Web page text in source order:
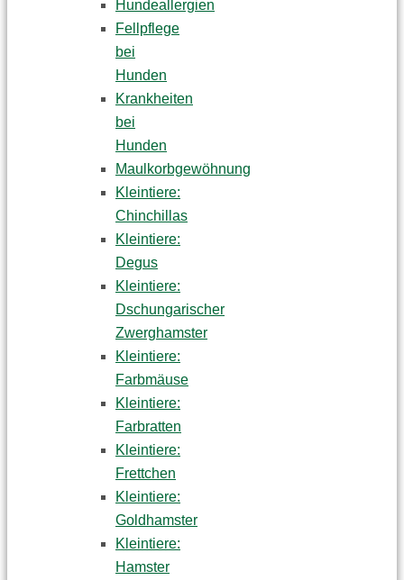
Hundeallergien
Fellpflege
bei
Hunden
Krankheiten
bei
Hunden
Maulkorbgewöhnung
Kleintiere:
Chinchillas
Kleintiere:
Degus
Kleintiere:
Dschungarischer
Zwerghamster
Kleintiere:
Farbmäuse
Kleintiere:
Farbratten
Kleintiere:
Frettchen
Kleintiere:
Goldhamster
Kleintiere:
Hamster